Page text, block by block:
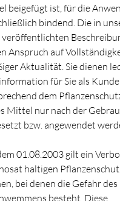
beigefügt ist, für die
bindend. Die in
veröffentlichten
Anspruch auf
Aktualität. Sie dienen
für Sie als
dem
Mittel nur nach der
bzw. angewendet
01.08.2003 gilt ein
haltigen
bei denen die Gefahr des
besteht. Diese